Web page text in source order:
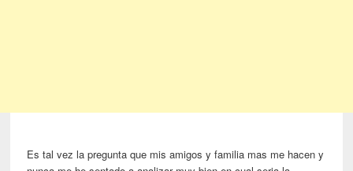
Es tal vez la pregunta que mis amigos y familia mas me hacen y